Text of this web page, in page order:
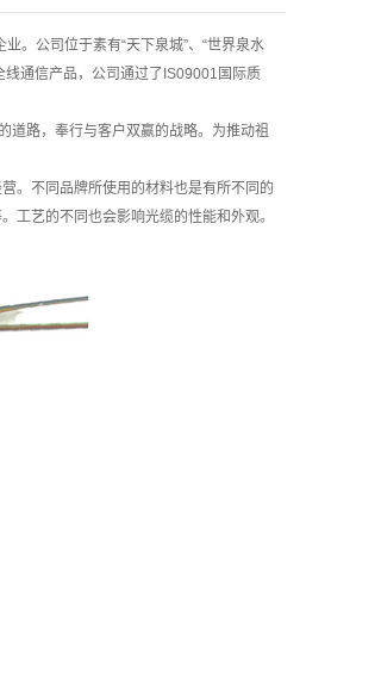
公司位于素有“天下泉城”、“世界泉水
线通信产品，公司通过了IS09001国际质
路，奉行与客户双赢的战略。为推动祖
。不同品牌所使用的材料也是有所不同的
工艺的不同也会影响光缆的性能和外观。